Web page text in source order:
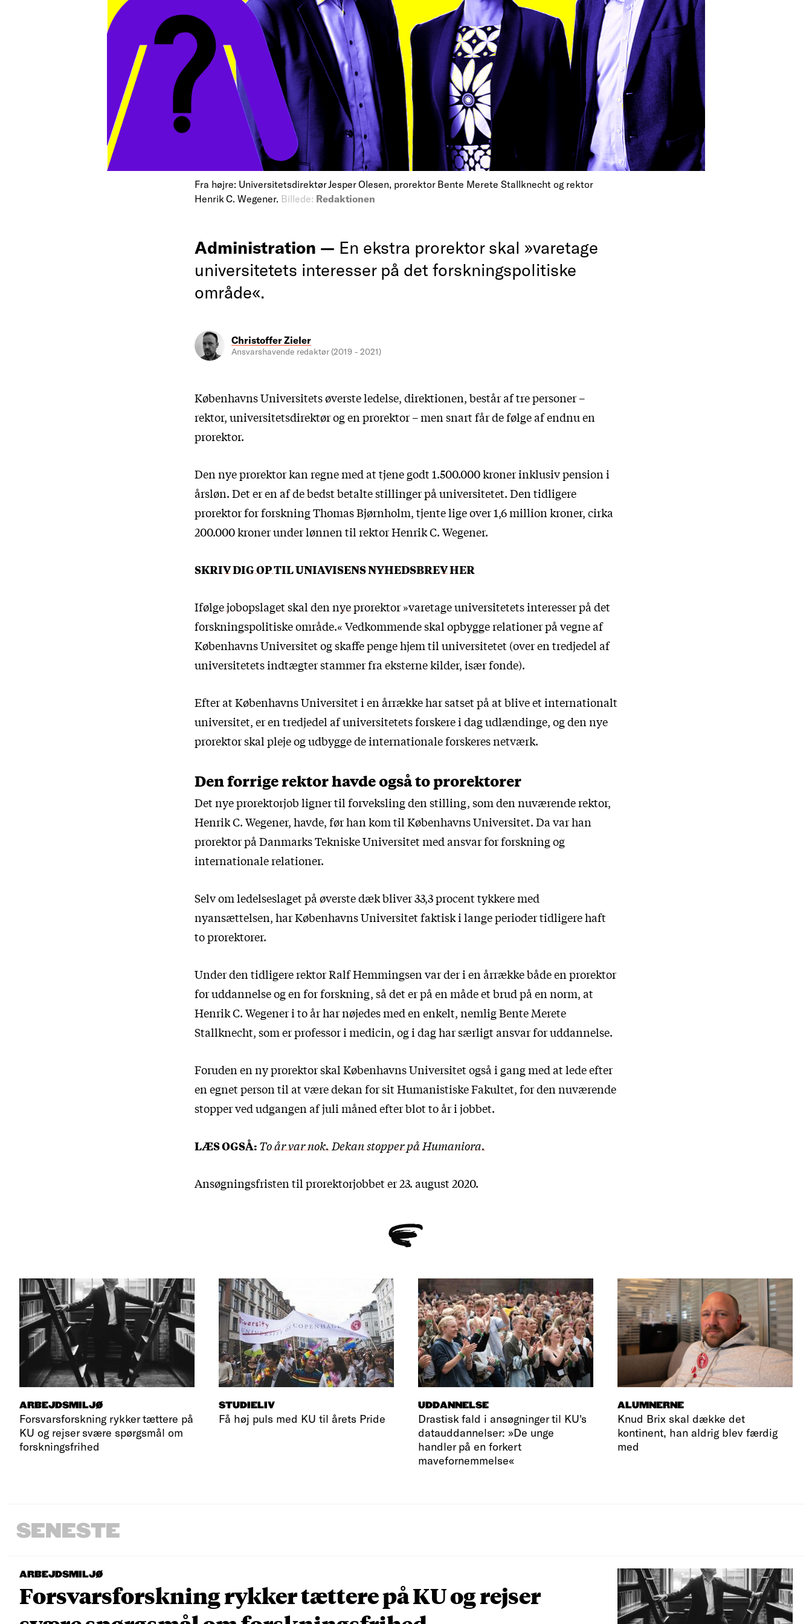
Fra højre: Universitetsdirektør Jesper Olesen, prorektor Bente Merete Stallknecht og rektor
Henrik C. Wegener. Billede: Redaktionen
Administration — En ekstra prorektor skal »varetage
universitetets interesser på det forskningspolitiske
område«.
Christoffer Zieler
Ansvarshavende redaktør (2019 - 2021)
Københavns Universitets øverste ledelse, direktionen, består af tre personer –
rektor, universitetsdirektør og en prorektor – men snart får de følge af endnu en
prorektor.
Den nye prorektor kan regne med at tjene godt 1.500.000 kroner inklusiv pension i
årsløn. Det er en afde bedst betalte stillinger på universitetet. Den tidligere
prorektor for forskning Thomas Bjørnholm, tjente lige over 1,6 million kroner, cirka
200.000 kroner under lønnen til rektor Henrik C. Wegener.
SKRIV DIG OP TIL UNIAVISENS NYHEDSBREV HER
Ifølge jobopslaget skal den nye prorektor»varetage universitetets interesser på det
forskningspolitiske område.« Vedkommende skal opbygge relationer på vegne af
Københavns Universitet og skaffe penge hjem til universitetet (over en tredjedel af
universitetets indtægter stammer fra eksterne kilder, især fonde).
Efter at Københavns Universitet i en årrække har satset på at blive et internationalt
universitet, er en tredjedel af universitetets forskere i dag udlændinge, og den nye
prorektor skal pleje og udbygge de internationale forskeres netværk.
Den forrige rektor havde også to prorektorer
Det nye prorektorjob ligner til forveksling den stilling, som den nuværende rektor,
Henrik C. Wegener, havde, før han kom til Københavns Universitet. Da var han
prorektor på Danmarks Tekniske Universitet med ansvar for forskning og
internationale relationer.
Selv om ledelseslaget på øverste dæk bliver 33,3 procent tykkere med
nyansættelsen, har Københavns Universitet faktisk i lange perioder tidligere haft
to prorektorer.
Under den tidligere rektor Ralf Hemmingsen var der i en årrække både en prorektor
for uddannelse og en for forskning, så det er på en måde et brud på en norm, at
Henrik C. Wegener i to år har nøjedes med en enkelt, nemlig Bente Merete
Stallknecht, som er professor i medicin, og i dag har særligt ansvar for uddannelse.
Foruden en ny prorektor skal Københavns Universitet også i gang med at lede efter
en egnet person til at være dekan for sit Humanistiske Fakultet, for den nuværende
stopper ved udgangen af juli måned efter blot to år i jobbet.
LÆS OGSÅ:To år var nok. Dekan stopper på Humaniora.
Ansøgningsfristen til prorektorjobbet er 23. august 2020.
ARBEJDSMILJØ
Forsvarsforskning rykker tættere på
KU og rejser svære spørgsmål om
forskningsfrihed
STUDIELIV
Få høj puls med KU til årets Pride
UDDANNELSE
Drastisk fald i ansøgninger til KU's
datauddannelser: »De unge
handler på en forkert
mavefornemmelse«
ALUMNERNE
Knud Brix skal dække det
kontinent, han aldrig blev færdig
med
SENESTE
ARBEJDSMILJØ
Forsvarsforskning rykker tættere på KU og rejser